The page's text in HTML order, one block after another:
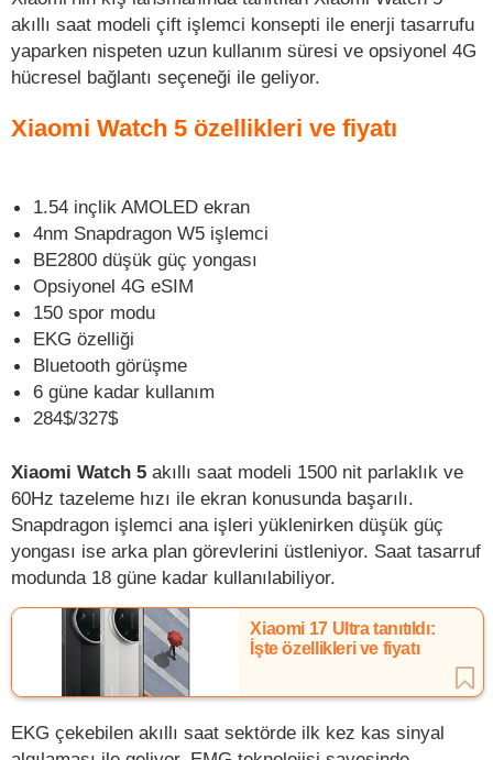
akıllı saat modeli çift işlemci konsepti ile enerji tasarrufu
yaparken nispeten uzun kullanım süresi ve opsiyonel 4G
hücresel bağlantı seçeneği ile geliyor.
Xiaomi Watch 5 özellikleri ve fiyatı
1.54 inçlik AMOLED ekran
4nm Snapdragon W5 işlemci
BE2800 düşük güç yongası
Opsiyonel 4G eSIM
150 spor modu
EKG özelliği
Bluetooth görüşme
6 güne kadar kullanım
284$/327$
Xiaomi 17 Ultra tanıtıldı:
İşte özellikleri ve fiyatı
Xiaomi Watch 5 akıllı saat modeli 1500 nit parlaklık ve
60Hz tazeleme hızı ile ekran konusunda başarılı.
Snapdragon işlemci ana işleri yüklenirken düşük güç
yongası ise arka plan görevlerini üstleniyor. Saat tasarruf
modunda 18 güne kadar kullanılabiliyor.
EKG çekebilen akıllı saat sektörde ilk kez kas sinyal